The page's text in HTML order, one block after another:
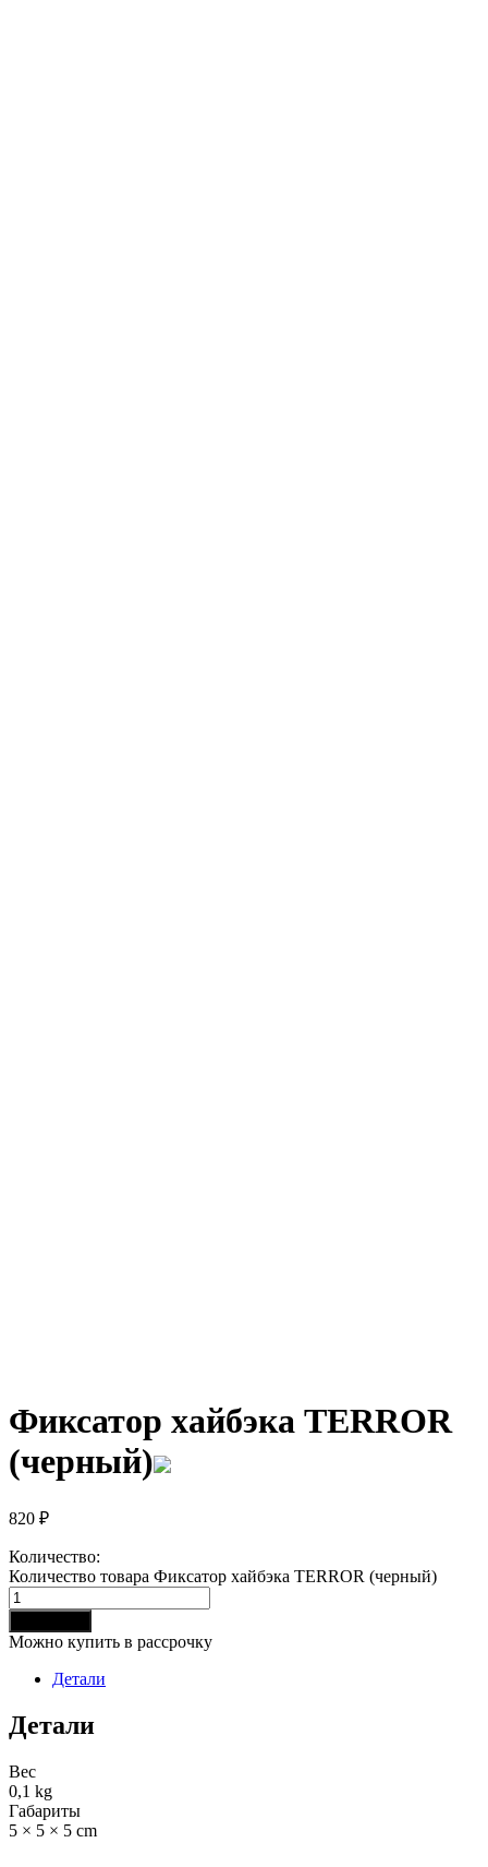
Фиксатор хайбэка TERROR
(черный)
820 ₽
Количество:
Количество товара Фиксатор хайбэка TERROR (черный)
Можно купить в рассрочку
Детали
Детали
Вес
0,1 kg
Габариты
5 × 5 × 5 cm